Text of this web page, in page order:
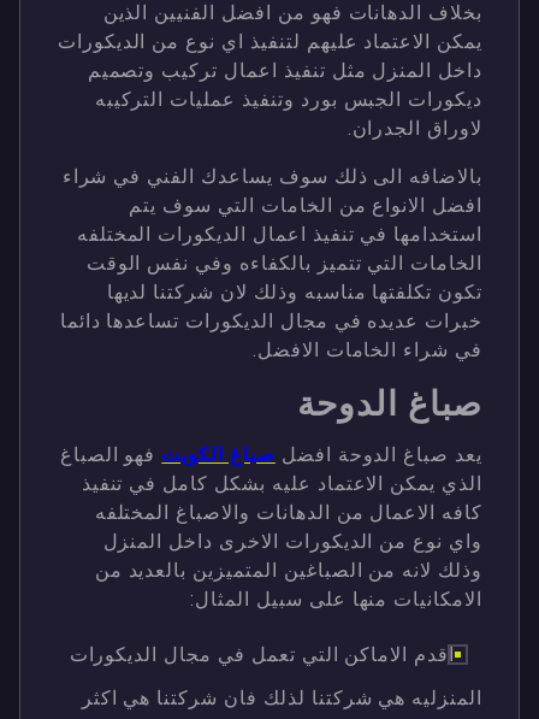
بخلاف الدهانات فهو من افضل الفنيين الذين
يمكن الاعتماد عليهم لتنفيذ اي نوع من الديكورات
داخل المنزل مثل تنفيذ اعمال تركيب وتصميم
ديكورات الجبس بورد وتنفيذ عمليات التركيبه
لاوراق الجدران.
بالاضافه الى ذلك سوف يساعدك الفني في شراء
افضل الانواع من الخامات التي سوف يتم
استخدامها في تنفيذ اعمال الديكورات المختلفه
الخامات التي تتميز بالكفاءه وفي نفس الوقت
تكون تكلفتها مناسبه وذلك لان شركتنا لديها
خبرات عديده في مجال الديكورات تساعدها دائما
في شراء الخامات الافضل.
صباغ الدوحة
يعد صباغ الدوحة افضلصباغ الكويتفهو الصباغ
الذي يمكن الاعتماد عليه بشكل كامل في تنفيذ
كافه الاعمال من الدهانات والاصباغ المختلفه
واي نوع من الديكورات الاخرى داخل المنزل
وذلك لانه من الصباغين المتميزين بالعديد من
الامكانيات منها على سبيل المثال:
اقدم الاماكن التي تعمل في مجال الديكورات
المنزليه هي شركتنا لذلك فان شركتنا هي اكثر